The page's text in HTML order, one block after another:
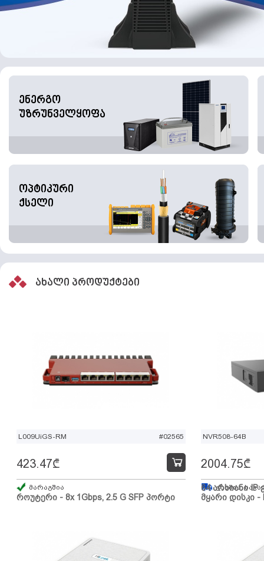
ენერგო
უზრუნველყოფა
ოპტიკური
ქსელი
ახალი პროდუქტები
L009UiGS-RM #02565
როუტერი - 8x 1Gbps, 2.5 G SFP პორტი
423.47₾
მარაგშია
NVR508-64B
64 არხიანი IP
მყარი დისკი -
2004.75₾
გზაშია,